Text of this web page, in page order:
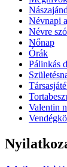
Névnapi
Névre
Nőnap
Órák
Pálinkás
Valentin